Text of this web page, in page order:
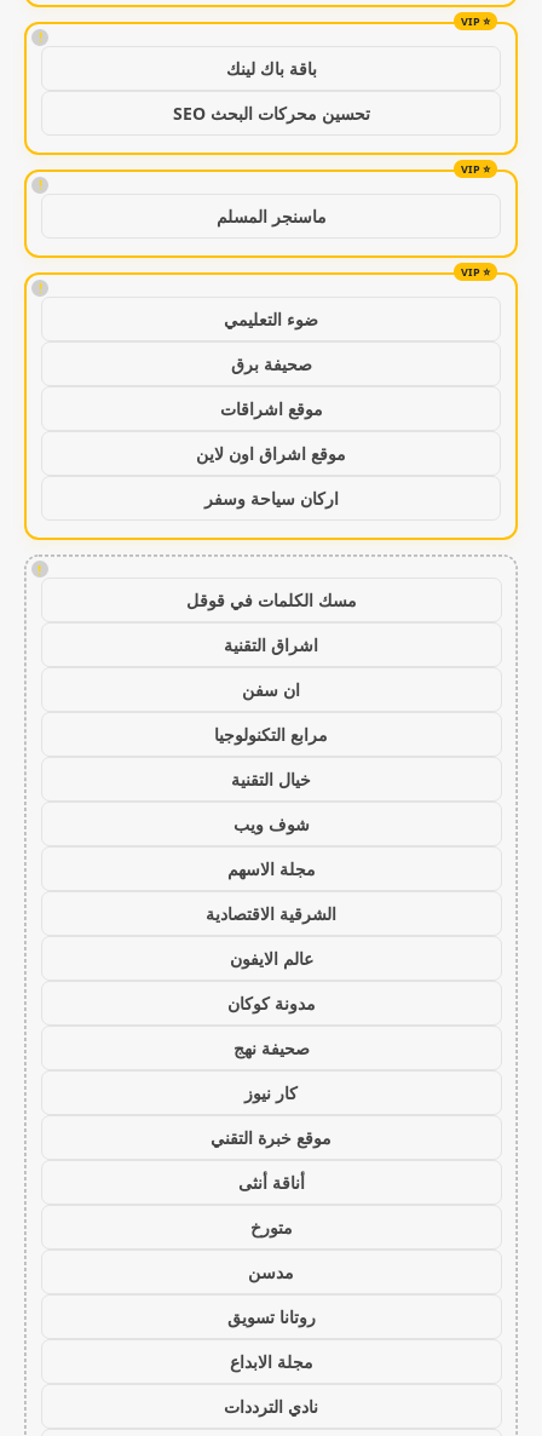
!
باقة باك لينك
تحسين محركات البحث SEO
!
ماسنجر المسلم
!
ضوء التعليمي
صحيفة برق
موقع اشراقات
موقع اشراق اون لاين
اركان سياحة وسفر
!
مسك الكلمات في قوقل
اشراق التقنية
ان سفن
مرابع التكنولوجيا
خيال التقنية
شوف ويب
مجلة الاسهم
الشرقية الاقتصادية
عالم الايفون
مدونة كوكان
صحيفة نهج
كار نيوز
موقع خبرة التقني
أناقة أنثى
متورخ
مدسن
روتانا تسويق
مجلة الابداع
نادي الترددات